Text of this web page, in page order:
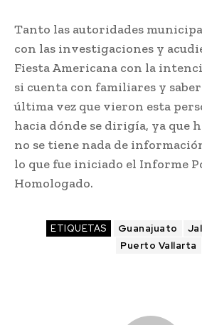
Tanto las autoridades
con las investigaciones y
Fiesta Americana con la
si cuenta con familiares y
última vez que vieron esta
hacia dónde se dirigía, ya que
no se tiene nada de
lo que fue iniciado el Informe
Homologado.
ETIQUETAS Guanajuato
Puerto Vallarta